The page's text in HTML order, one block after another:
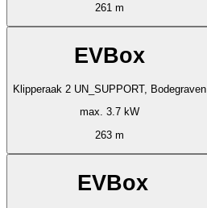
261 m
EVBox
Klipperaak 2 UN_SUPPORT, Bodegraven
max. 3.7 kW
263 m
EVBox